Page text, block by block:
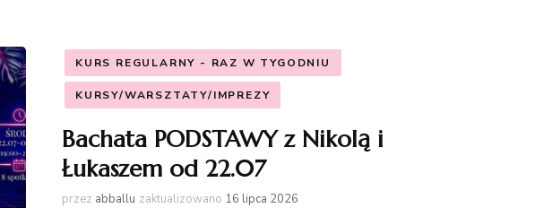
KURS REGULARNY - RAZ W TYGODNIU
KURSY/WARSZTATY/IMPREZY
Bachata PODSTAWY z Nikolą i
Łukaszem od 22.07
przez abballu zaktualizowano 16 lipca 2026